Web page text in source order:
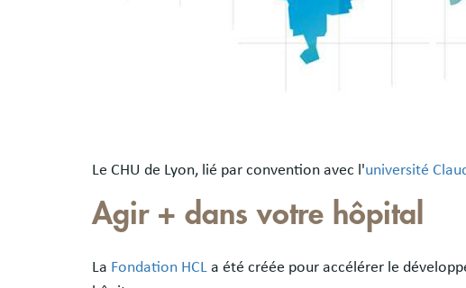
Le CHU de Lyon, lié par convention avec l'université
Agir + dans votre hôpital
La Fondation HCL a été créée pour accélérer le